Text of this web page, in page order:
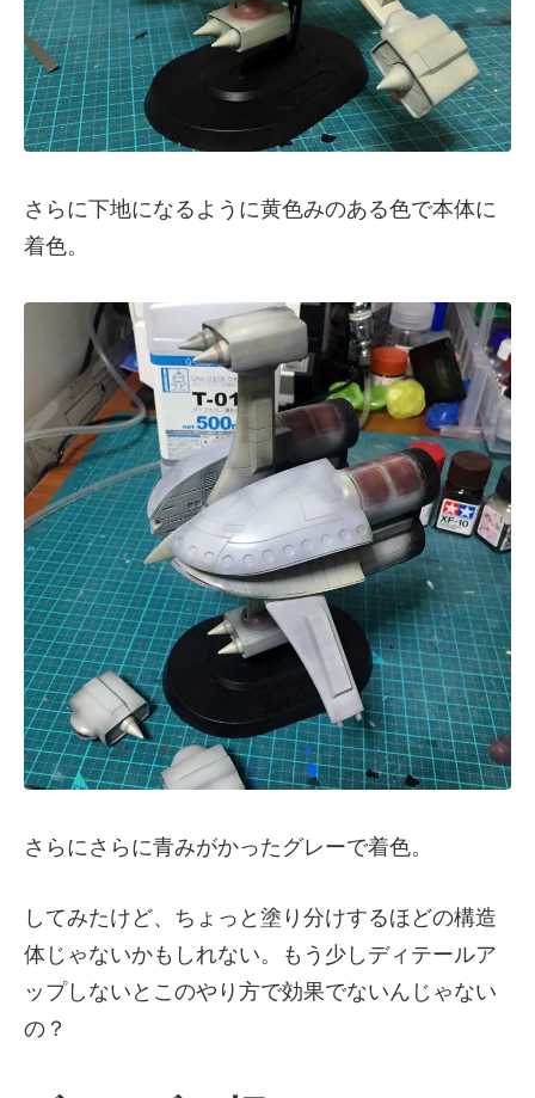
さらに下地になるように黄色みのある色で本体に
着色。
さらにさらに青みがかったグレーで着色。
してみたけど、ちょっと塗り分けするほどの構造
体じゃないかもしれない。もう少しディテールア
ップしないとこのやり方で効果でないんじゃない
の？